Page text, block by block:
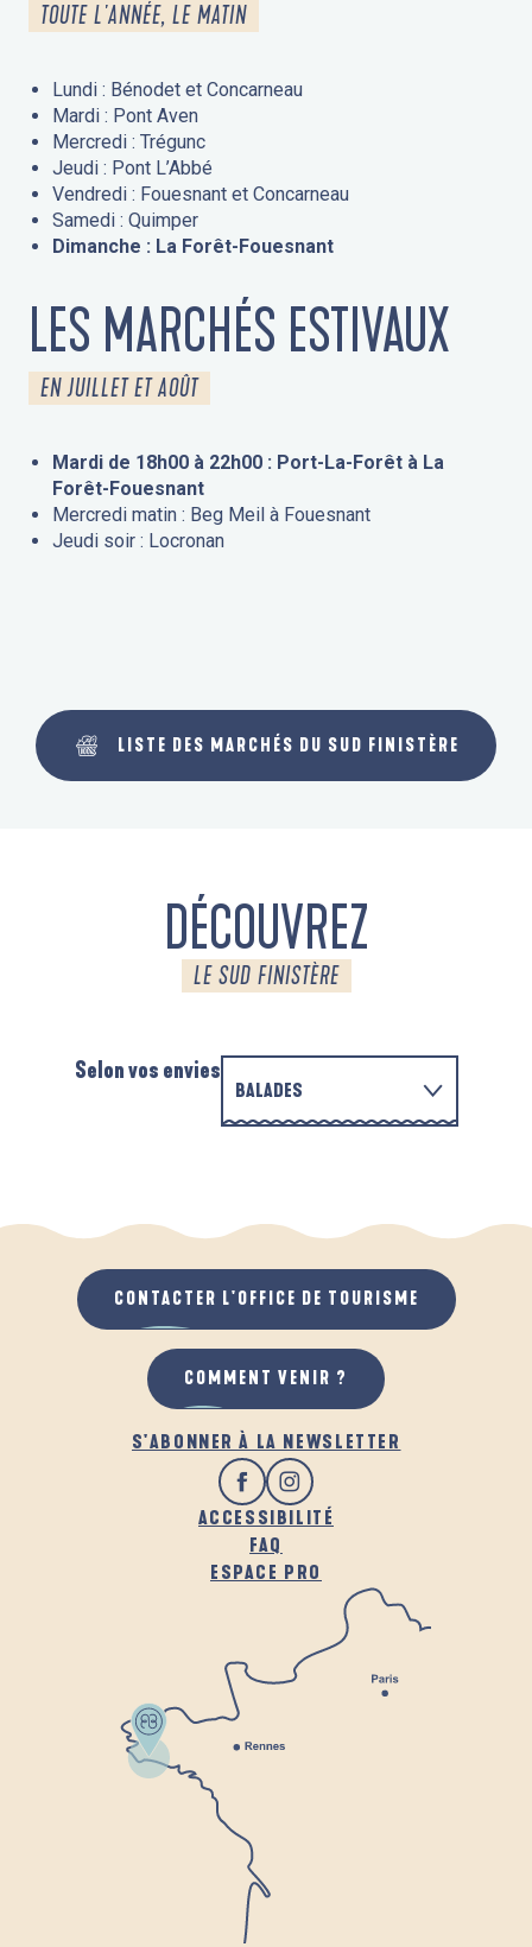
TOUTE L'ANNÉE, LE MATIN
Lundi : Bénodet et Concarneau
Mardi : Pont Aven
Mercredi : Trégunc
Jeudi : Pont L’Abbé
Vendredi : Fouesnant et Concarneau
Samedi : Quimper
Dimanche : La Forêt-Fouesnant
LES MARCHÉS ESTIVAUX
EN JUILLET ET AOÛT
Mardi de 18h00 à 22h00 : Port-La-Forêt à La
Forêt-Fouesnant
Mercredi matin : Beg Meil à Fouesnant
Jeudi soir : Locronan
LISTE DES MARCHÉS DU SUD FINISTÈRE
DÉCOUVREZ
LE SUD FINISTÈRE
Selon vos envies
BALADES
QUAND IL PLEUT
AU GRAND AIR
S'ABONNER À LA NEWSLETTER
ACCESSIBILITÉ
FAQ
ESPACE PRO
CONTACTER L'OFFICE DE TOURISME
COMMENT VENIR ?